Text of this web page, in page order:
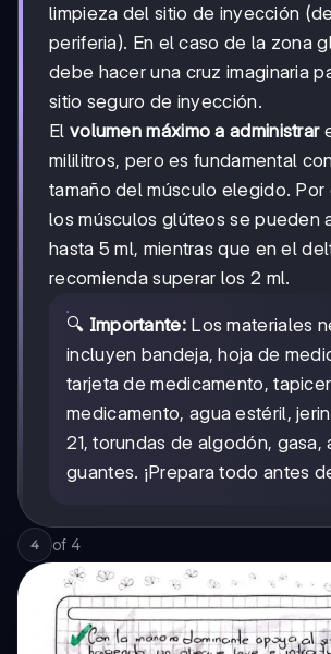
limpieza del sitio de inyección
periferia). En el caso de la zona
debe hacer una cruz imaginaria
sitio seguro de inyección.
El volumen máximo a administrar
mililitros, pero es fundamental
tamaño del músculo elegido. Por
los músculos glúteos se pueden
hasta 5 ml, mientras que en el
recomienda superar los 2 ml.
🔍 Importante:Los materiales
incluyen bandeja, hoja de
tarjeta de medicamento,
medicamento, agua estéril,
21, torundas de algodón, gasa,
guantes. ¡Prepara todo antes
4 of 4